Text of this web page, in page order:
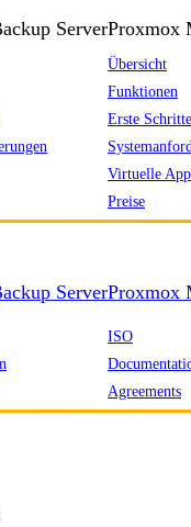
ServerProxmox
Übersicht
Funktionen
Erste Schritte
Virtuelle
Preise
ServerProxmox
ISO
Agreements